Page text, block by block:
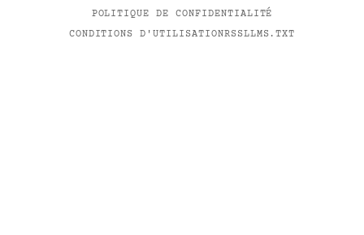
POLITIQUE DE CONFIDENTIALITÉ
CONDITIONS D'UTILISATIONRSSLLMS.TXT